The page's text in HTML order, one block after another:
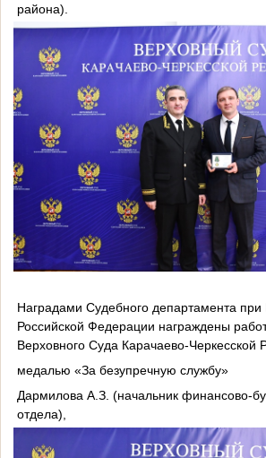
района).
Наградами Судебного департамента
Российской Федерации награждены
Верховного Суда Карачаево-Черкесской
медалью «За безупречную службу»
Дармилова А.З. (начальник финансово-
отдела),